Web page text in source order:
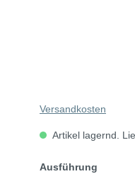
Versandkosten
Artikel lagernd.
Ausführung